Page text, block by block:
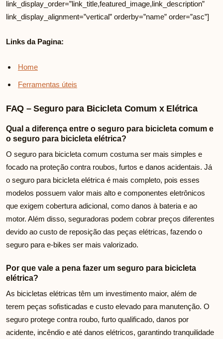
link_display_order=”link_title,featured_image,link_description”
link_display_alignment=”vertical” orderby=”name” order=”asc”]
Links da Pagina:
Home
Ferramentas úteis
FAQ – Seguro para Bicicleta Comum x Elétrica
Qual a diferença entre o seguro para bicicleta comum e
o seguro para bicicleta elétrica?
O seguro para bicicleta comum costuma ser mais simples e
focado na proteção contra roubos, furtos e danos acidentais. Já
o seguro para bicicleta elétrica é mais completo, pois esses
modelos possuem valor mais alto e componentes eletrônicos
que exigem cobertura adicional, como danos à bateria e ao
motor. Além disso, seguradoras podem cobrar preços diferentes
devido ao custo de reposição das peças elétricas, fazendo o
seguro para e-bikes ser mais valorizado.
Por que vale a pena fazer um seguro para bicicleta
elétrica?
As bicicletas elétricas têm um investimento maior, além de
terem peças sofisticadas e custo elevado para manutenção. O
seguro protege contra roubo, furto qualificado, danos por
acidente, incêndio e até danos elétricos, garantindo tranquilidade